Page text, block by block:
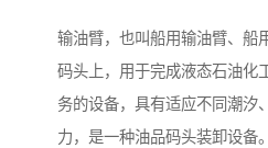
输油臂，也叫船用输油臂、船
码头上，用于完成液态石油化
务的设备，具有适应不同潮汐
力，是一种油品码头装卸设备